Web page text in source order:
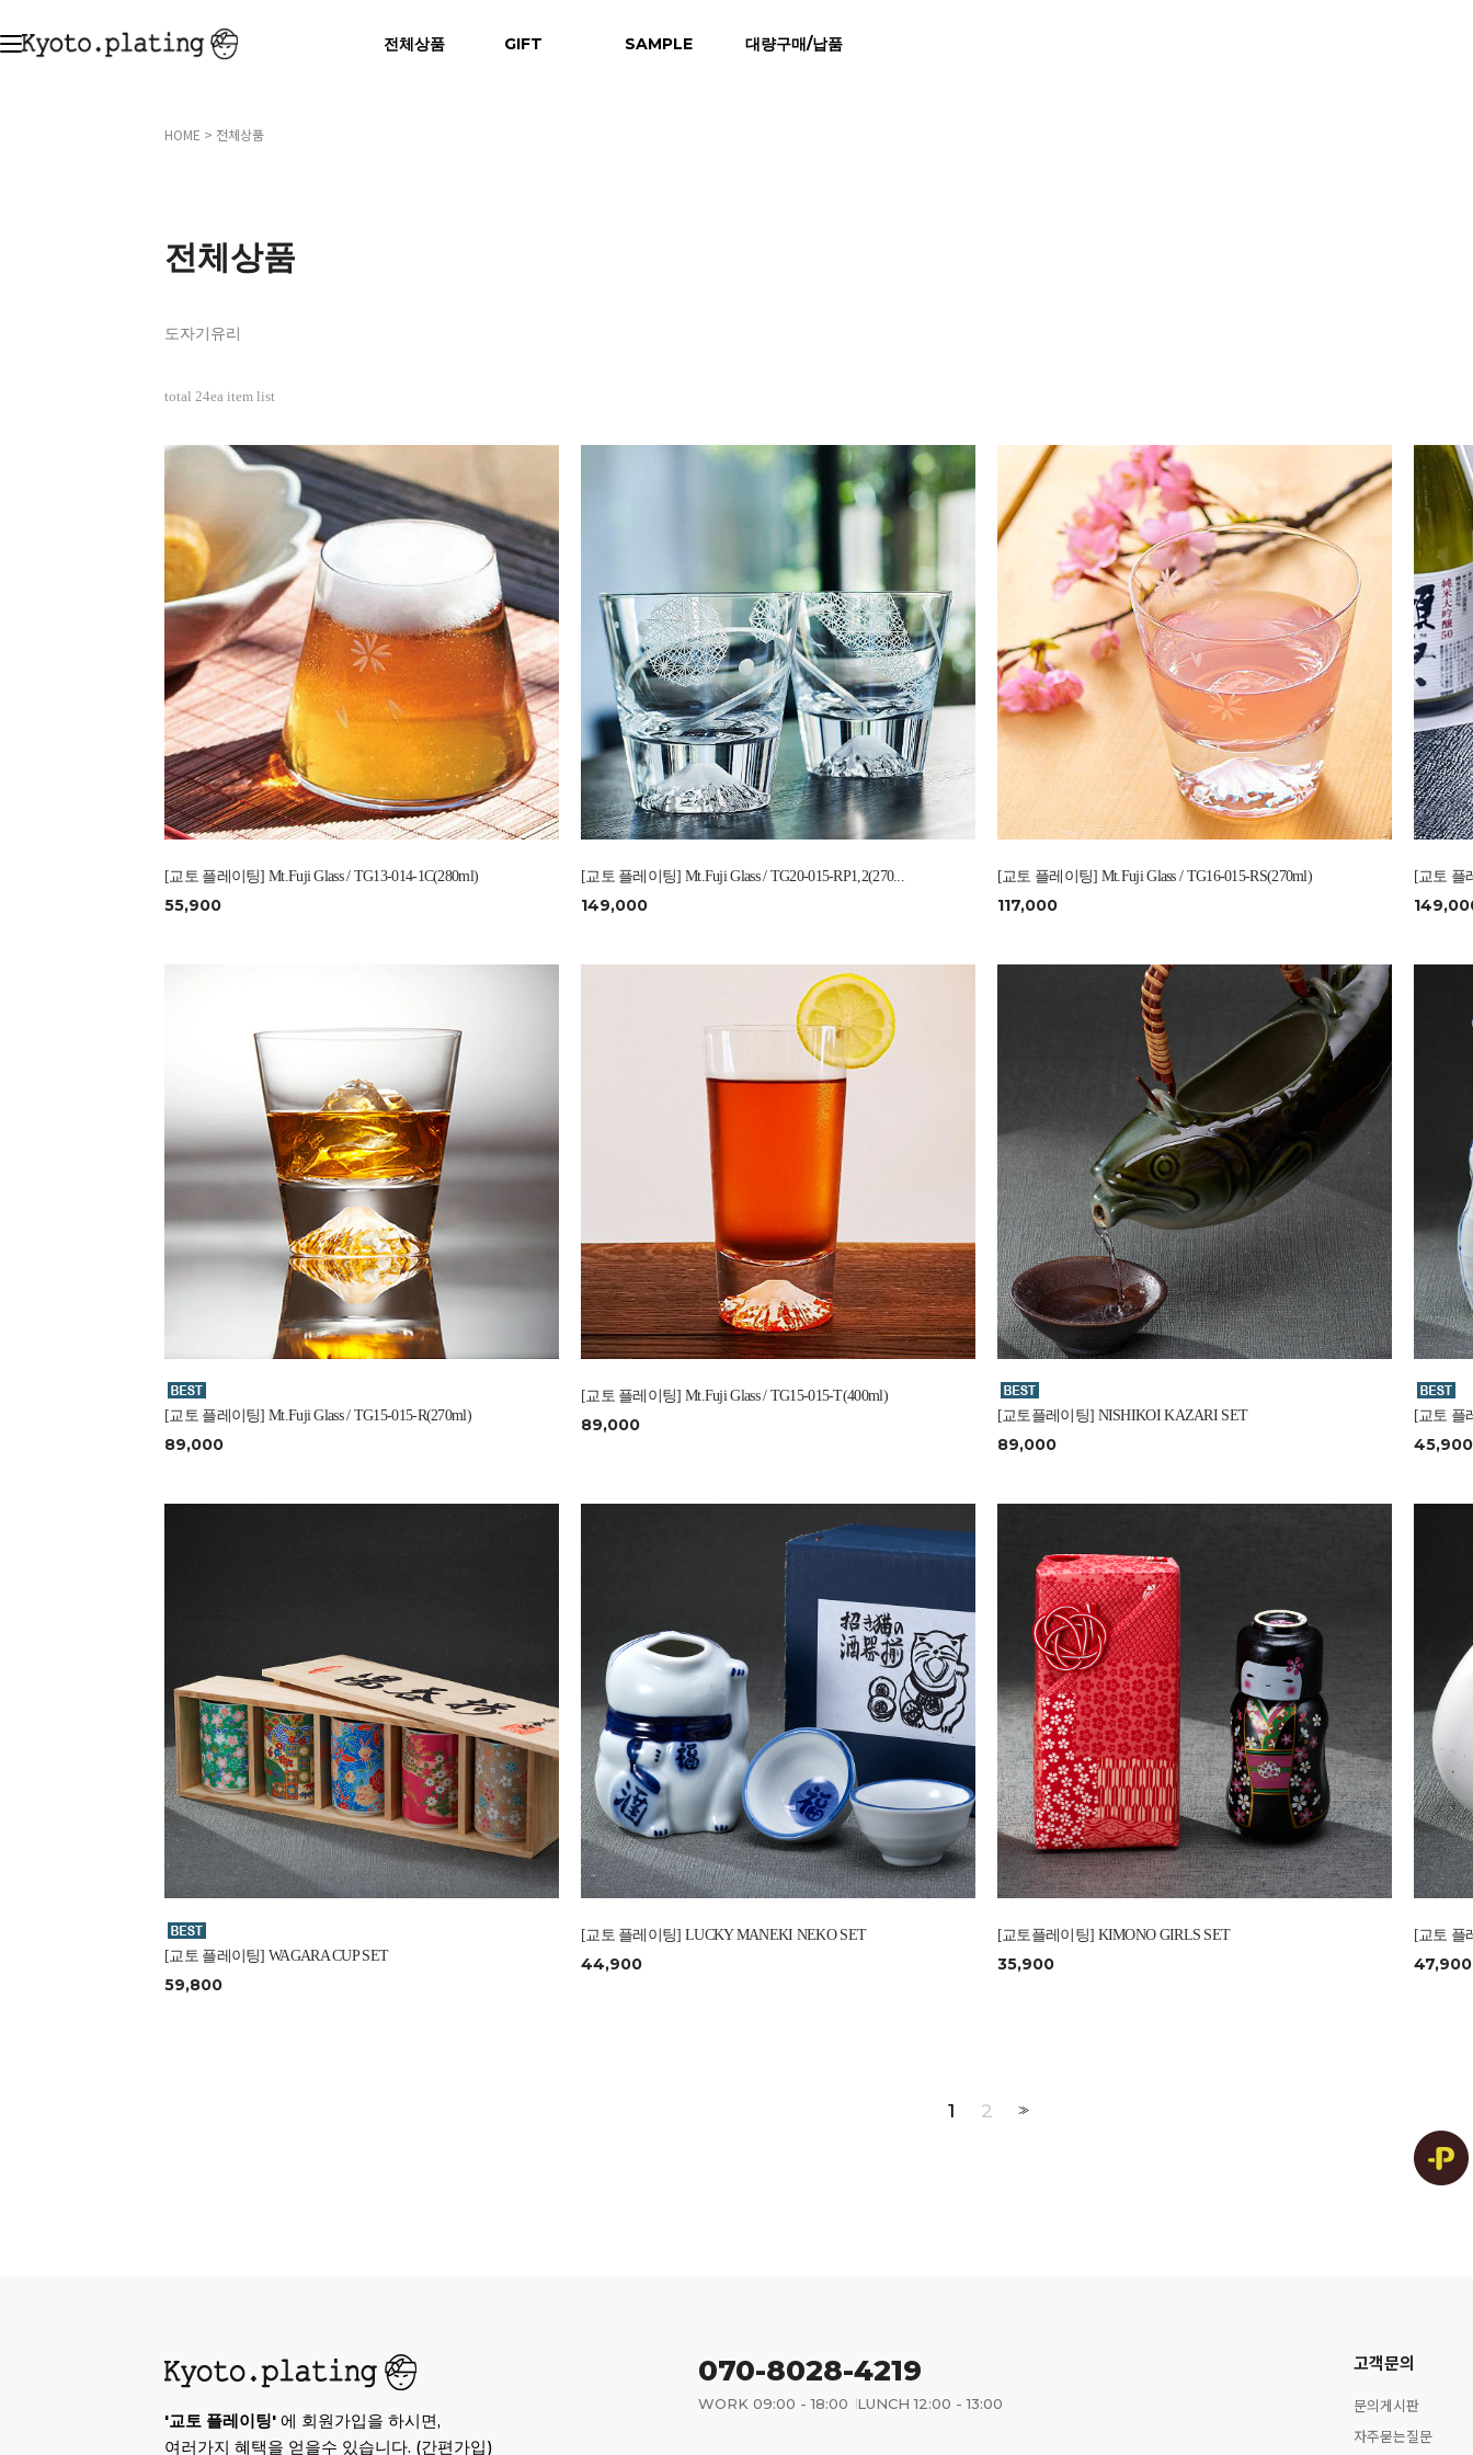
전체상품 GIFT SAMPLE 대량구매/납품
HOME > 전체상품
전체상품
도자기유리
total 24ea item list
[교토 플레이팅] Mt.Fuji Glass / TG13-014-1C(280ml)
55,900
[교토 플레이팅] Mt.Fuji Glass / TG20-015-RP1,2(270...
149,000
[교토 플레이팅] Mt.Fuji Glass / TG16-015-RS(270ml)
117,000
[교토 플
[교토 플레이팅] Mt.Fuji Glass / TG15-015-R(270ml)
89,000
[교토 플레이팅] Mt.Fuji Glass / TG15-015-T(400ml)
89,000 [교토플레이팅] NISHIKOI KAZARI SET
89,000
[교토 플
45,900
[교토 플레이팅] WAGARA CUP SET
59,800
[교토 플레이팅] LUCKY MANEKI NEKO SET
44,900
[교토플레이팅] KIMONO GIRLS SET
35,900
[교토 플
47,900
1 2 >>
'교토 플레이팅' 에 회원가입을 하시면,
여러가지 혜택을 얻을수 있습니다. (간편가입)
070-8028-4219
WORK 09:00 - 18:00 LUNCH 12:00 - 13:00
고객문의
문의게시판
자주묻는질문